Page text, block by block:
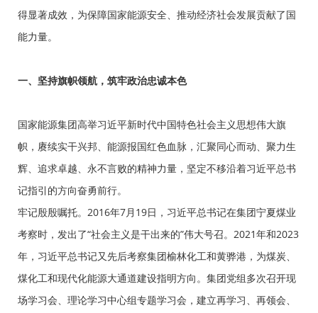
得显著成效，为保障国家能源安全、推动经济社会发展贡献了国
能力量。
一、坚持旗帜领航，筑牢政治忠诚本色
国家能源集团高举习近平新时代中国特色社会主义思想伟大旗
帜，赓续实干兴邦、能源报国红色血脉，汇聚同心而动、聚力生
辉、追求卓越、永不言败的精神力量，坚定不移沿着习近平总书
记指引的方向奋勇前行。
牢记殷殷嘱托。2016年7月19日，习近平总书记在集团宁夏煤业
考察时，发出了“社会主义是干出来的”伟大号召。2021年和2023
年，习近平总书记又先后考察集团榆林化工和黄骅港，为煤炭、
煤化工和现代化能源大通道建设指明方向。集团党组多次召开现
场学习会、理论学习中心组专题学习会，建立再学习、再领会、